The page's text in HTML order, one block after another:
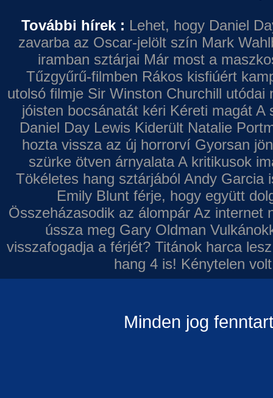
További hírek : Lehet, hogy Daniel
zavarba az Oscar-jelölt szín Mark
iramban sztárjai Már most a
Tűzgyűrű-filmben Rákos kisfiúért
utolsó filmje Sir Winston Churchill utódai
jóisten bocsánatát kéri Kéreti magát A
Daniel Day Lewis Kiderült Natalie
hozta vissza az új horrorví Gyorsan
szürke ötven árnyalata A kritikusok
Tökéletes hang sztárjából Andy Garcia
Emily Blunt férje, hogy együtt
Összeházasodik az álompár Az internet
ússza meg Gary Oldman
visszafogadja a férjét? Titánok harca
hang 4 is! Kénytelen
Minden jog